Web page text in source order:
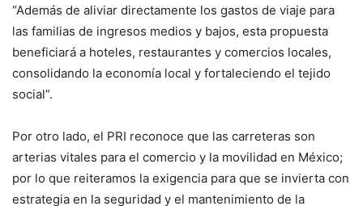
“Además de aliviar directamente los gastos de viaje para
las familias de ingresos medios y bajos, esta propuesta
beneficiará a hoteles, restaurantes y comercios locales,
consolidando la economía local y fortaleciendo el tejido
social”.
Por otro lado, el PRI reconoce que las carreteras son
arterias vitales para el comercio y la movilidad en México;
por lo que reiteramos la exigencia para que se invierta con
estrategia en la seguridad y el mantenimiento de la